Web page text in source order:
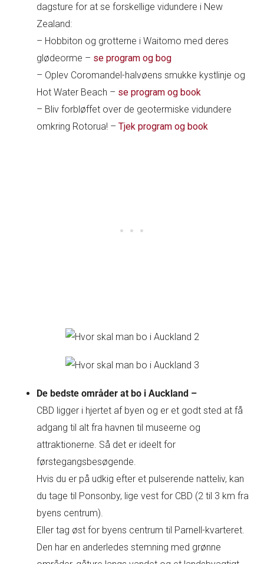
dagsture for at se forskellige vidundere i New
Zealand:
– Hobbiton og grotterne i Waitomo med deres
glødeorme – se program og bog
– Oplev Coromandel-halvøens smukke kystlinje og
Hot Water Beach – se program og book
– Bliv forbløffet over de geotermiske vidundere
omkring Rotorua! –Tjek program og book
De bedste områder at bo i Auckland –
CBD ligger i hjertet af byen og er et godt sted at få
adgang til alt fra havnen til museerne og
attraktionerne. Så det er ideelt for
førstegangsbesøgende.
Hvis du er på udkig efter et pulserende natteliv, kan
du tage til Ponsonby, lige vest for CBD (2 til 3 km fra
byens centrum).
Eller tag øst for byens centrum til Parnell-kvarteret.
Den har en anderledes stemning med grønne